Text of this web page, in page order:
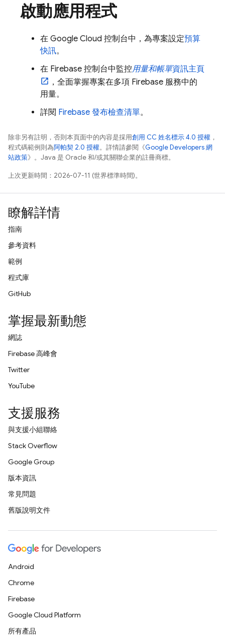
啟動應用程式
在 Google Cloud 控制台中，為專案設定預算
快訊。
在 Firebase 控制台中監控用量和帳單資訊主頁
，全面掌握專案在多項 Firebase 服務中的
用量。
詳閱 Firebase 發布檢查清單。
除非另有註明，否則本頁面中的內容是採用創用 CC 姓名標示 4.0 授權 ，
程式碼範例則為阿帕契 2.0 授權。詳情請參閱《Google Developers 網
站政策》。Java 是 Oracle 和/或其關聯企業的註冊商標。
上次更新時間：2026-07-11 (世界標準時間)。
瞭解詳情
指南
參考資料
範例
程式庫
GitHub
掌握最新動態
網誌
Firebase 高峰會
Twitter
YouTube
支援服務
與支援小組聯絡
Stack Overflow
Google Group
版本資訊
常見問題
舊版說明文件
Android
Chrome
Firebase
Google Cloud Platform
所有產品